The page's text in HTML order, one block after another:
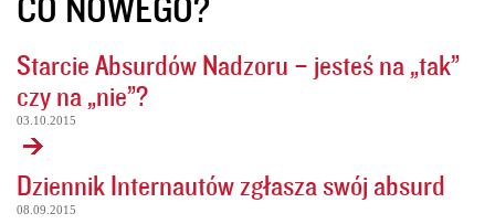
Starcie Absurdów Nadzoru – jesteś na „tak”
czy na „nie”?
03.10.2015
Dziennik Internautów zgłasza swój absurd
08.09.2015